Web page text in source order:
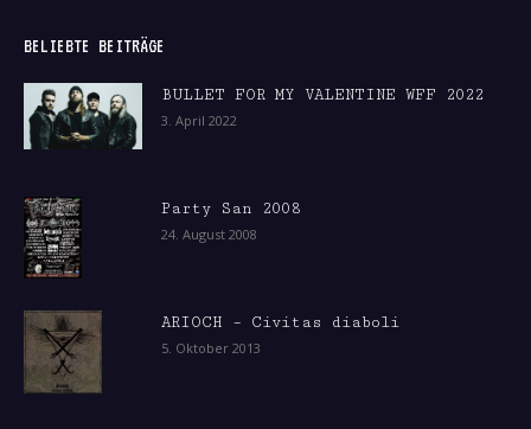
BELIEBTE BEITRÄGE
BULLET FOR MY VALENTINE WFF 2022
3. April 2022
Party San 2008
24. August 2008
ARIOCH – Civitas diaboli
5. Oktober 2013